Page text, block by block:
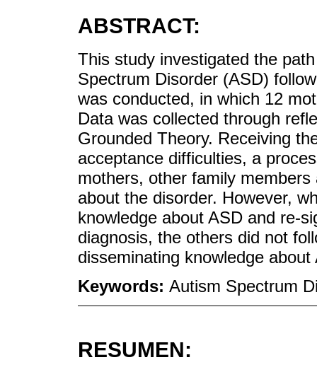
ABSTRACT:
This study investigated the
Spectrum Disorder (ASD)
was conducted, in which 12
Data was collected through
Grounded Theory. Receiving
acceptance difficulties, a
mothers, other family
about the disorder. However,
knowledge about ASD and re-
diagnosis, the others did not
disseminating knowledge
Keywords: Autism Spectrum
RESUMEN: